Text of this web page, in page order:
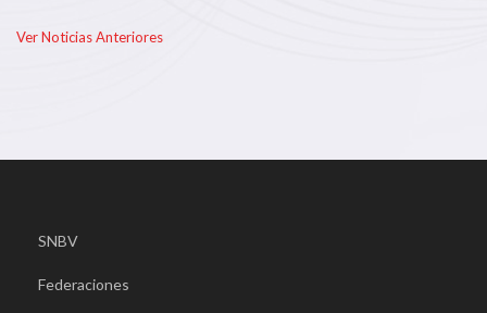
Ver Noticias Anteriores
SNBV
Federaciones